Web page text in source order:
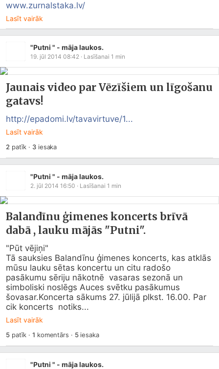
www.zurnalstaka.lv/
Lasīt vairāk
"Putni " - māja laukos.
19. jūl 2014 08:42 · Lasīšanai 1 min
Jaunais video par Vēzīšiem un līgošanu
gatavs!
http://epadomi.lv/tavavirtuve/1...
Lasīt vairāk
2 patīk · 3iesaka
"Putni " - māja laukos.
2. jūl 2014 16:50 · Lasīšanai 1 min
Balandīnu ģimenes koncerts brīvā
dabā , lauku mājās "Putni".
"Pūt vējiņi"
Tā sauksies Balandīnu ģimenes koncerts, kas atklās
mūsu lauku sētas koncertu un citu radošo
pasākumu sēriju nākotnē  vasaras sezonā un
simboliski noslēgs Auces svētku pasākumus
šovasar.Koncerta sākums 27. jūlijā plkst. 16.00. Par
cik koncerts  notiks...
Lasīt vairāk
5patīk ·1 komentārs · 5iesaka
"Putni " - māja laukos.